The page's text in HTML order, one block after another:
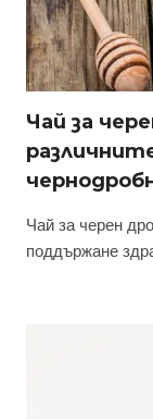
Чай за
Чай за черен
поддържане